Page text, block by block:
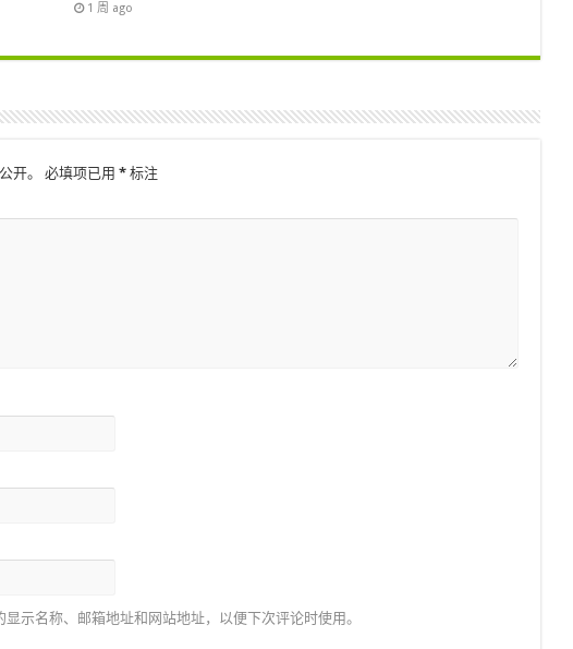
1 周 ago
开。 必填项已用 *标注
示名称、邮箱地址和网站地址，以便下次评论时使用。